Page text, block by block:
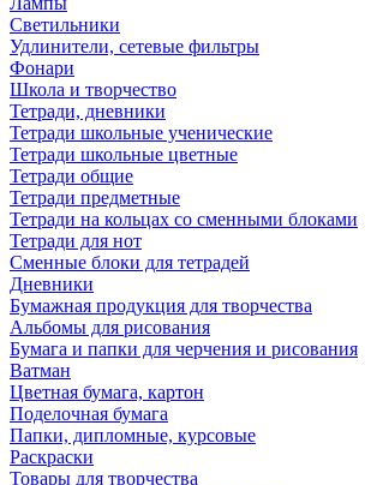
Светильники
Удлинители, сетевые фильтры
Фонари
Школа и творчество
Тетради, дневники
Тетради школьные ученические
Тетради школьные цветные
Тетради общие
Тетради предметные
Тетради на кольцах со сменными блоками
Тетради для нот
Сменные блоки для тетрадей
Дневники
Бумажная продукция для творчества
Альбомы для рисования
Бумага и папки для черчения и рисования
Ватман
Цветная бумага, картон
Поделочная бумага
Папки, дипломные, курсовые
Раскраски
Товары для творчества